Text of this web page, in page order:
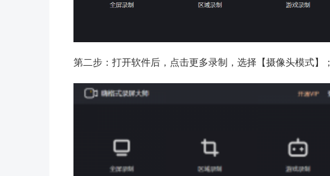
第二步：打开软件后，点击更多录制，选择【摄像头模式】；